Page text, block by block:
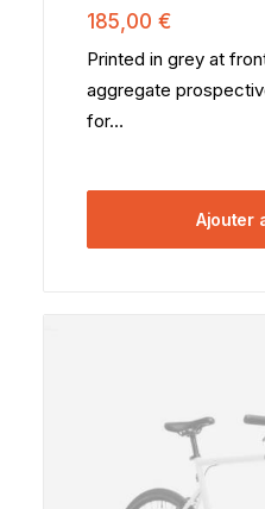
sur
client
185,00 €
Printed in grey at
aggregate
for…
Ajouter